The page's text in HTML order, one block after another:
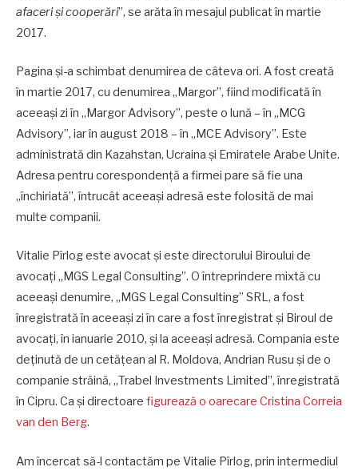
afaceri și cooperări”, se arăta în mesajul publicat în martie
2017.
Pagina și-a schimbat denumirea de câteva ori. A fost creată
în martie 2017, cu denumirea „Margor”, fiind modificată în
aceeași zi în „Margor Advisory”, peste o lună – în „MCG
Advisory”, iar în august 2018 – în „MCE Advisory”. Este
administrată din Kazahstan, Ucraina și Emiratele Arabe Unite.
Adresa pentru corespondență a firmei pare să fie una
„închiriată”, întrucât aceeași adresă este folosită de mai
multe companii.
Vitalie Pîrlog este avocat și este directorului Biroului de
avocați „MGS Legal Consulting”. O întreprindere mixtă cu
aceeași denumire, „MGS Legal Consulting” SRL, a fost
înregistrată în aceeași zi în care a fost înregistrat și Biroul de
avocați, în ianuarie 2010, și la aceeași adresă. Compania este
deținută de un cetățean al R. Moldova, Andrian Rusu și de o
companie străină, „Trabel Investments Limited”, înregistrată
în Cipru. Ca și directoare figurează o oarecare Cristina Correia
van den Berg.
Am încercat să-l contactăm pe Vitalie Pîrlog, prin intermediul